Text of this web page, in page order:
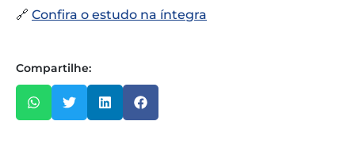
🔗 Confira o estudo na íntegra
Compartilhe: